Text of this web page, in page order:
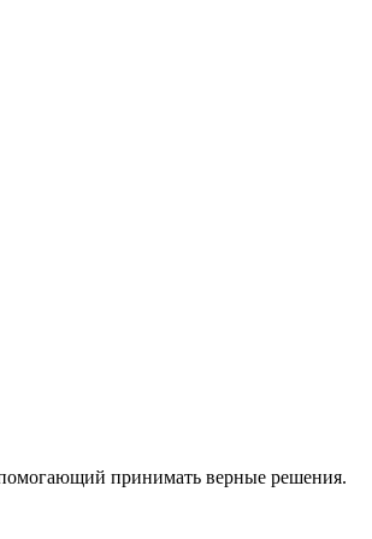
принимать верные решения.